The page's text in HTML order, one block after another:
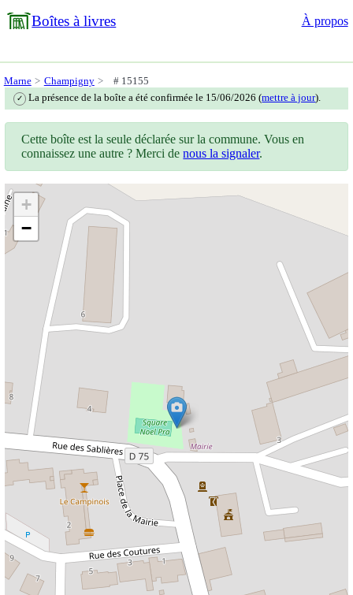
Boîtes à livres À propos
Marne Champigny # 15155
✓ La présence de la boîte a été confirmée le 15/06/2026 (mettre à jour).
Cette boîte est la seule déclarée sur la commune. Vous en
connaissez une autre ? Merci denous la signaler.
+
−